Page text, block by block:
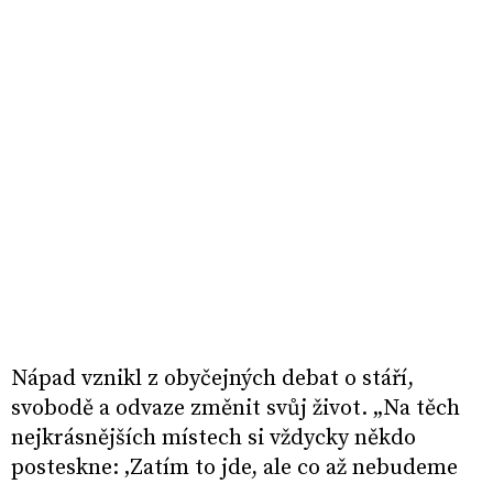
Nápad vznikl z obyčejných debat o stáří,
svobodě a odvaze změnit svůj život. „Na těch
nejkrásnějších místech si vždycky někdo
posteskne: ‚Zatím to jde, ale co až nebudeme